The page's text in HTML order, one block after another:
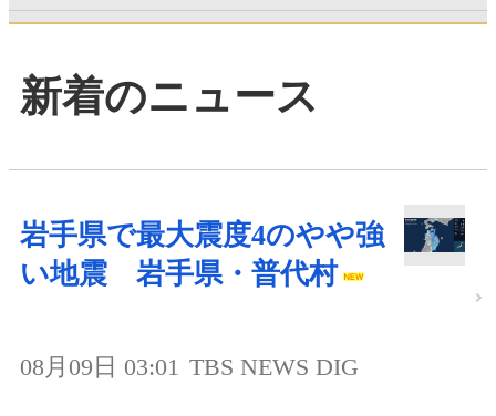
新着のニュース
岩手県で最大震度4のやや強
い地震 岩手県・普代村
08月09日 03:01 TBS NEWS DIG